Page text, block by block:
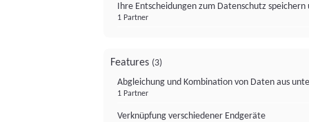
Ihre Entscheidungen zum Datenschutz
1 Partner
Features (3)
Abgleichung und Kombination von Daten aus
1 Partner
Verknüpfung verschiedener Endgeräte